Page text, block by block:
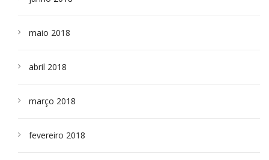
maio 2018
abril 2018
março 2018
fevereiro 2018